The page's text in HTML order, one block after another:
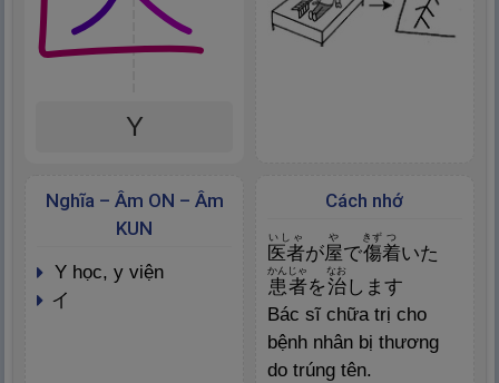
Y
Cách nhớ
医者
いしゃ
が屋
cửa hàng
や
で傷
きず
着
つ
いた
患者
かんじゃ
を治
なお
します
Bác sĩ chữa trị cho
bệnh nhân bị thương
do trúng tên.
Nghĩa – Âm ON – Âm
KUN
y học, y viện
イ